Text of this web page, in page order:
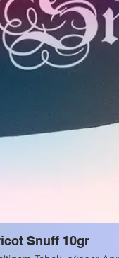
Snuff 10gr